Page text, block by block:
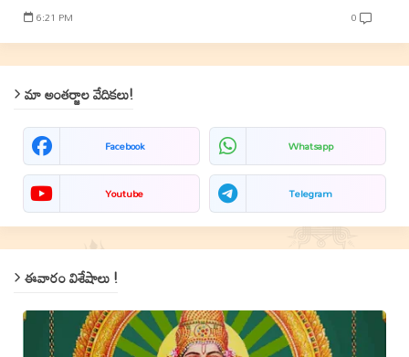
6:21 PM 0
మా అంతర్జాల వేదికలు!
Facebook Whatsapp
Youtube Telegram
ఈవారం విశేషాలు !